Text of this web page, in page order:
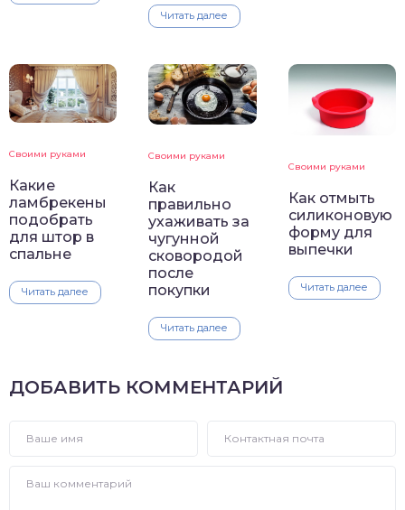
Читать далее
Своими руками
Какие
ламбрекены
подобрать
для штор в
спальне
Читать далее
Своими руками
Как
правильно
ухаживать за
чугунной
сковородой
после
покупки
Читать далее
Своими руками
Как отмыть
силиконовую
форму для
выпечки
Читать далее
ДОБАВИТЬ КОММЕНТАРИЙ